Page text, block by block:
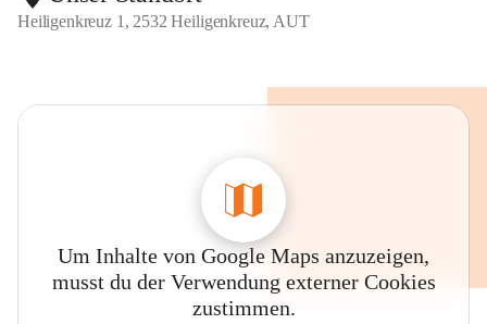
Heiligenkreuz 1, 2532 Heiligenkreuz, AUT
Um Inhalte von Google Maps anzuzeigen,
musst du der Verwendung externer Cookies
zustimmen.